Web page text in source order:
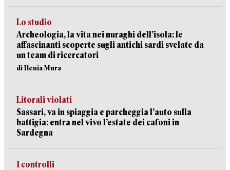
Lo studio
Archeologia, la vita nei nuraghi dell’isola: le
affascinanti scoperte sugli antichi sardi svelate da
un team di ricercatori
di Ilenia Mura
Litorali violati
Sassari, va in spiaggia e parcheggia l’auto sulla
battigia: entra nel vivo l’estate dei cafoni in
Sardegna
I controlli